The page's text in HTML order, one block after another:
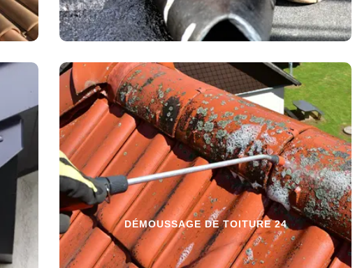
DÉMOUSSAGE DE TOITURE 24